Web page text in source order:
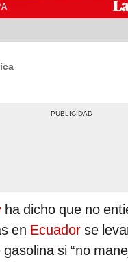
ha dicho que no
en Ecuador se
si “no